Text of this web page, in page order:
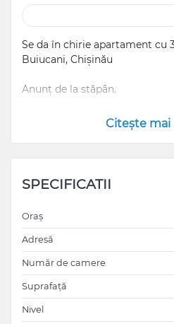
Se da în chirie apartament cu
Buiucani, Chișinău
Anunț de la stăpân.
Are totul necesar pentru a
Dispune de:
-Interfon
-Incalzire autonoma
-Parchet
-Vecini prietenosi si linistiti.
Amplasare foarte buna:
Magazin alimentar - chiar la
Green Hills, Supermarket
Citeşte
SPECIFICATII
Oraș
Adresă
Număr de camere
Suprafață
Nivel